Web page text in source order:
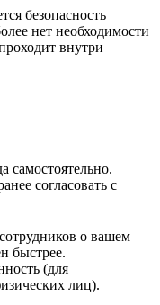
безопасность
нет необходимости
внутри
самостоятельно.
согласовать с
о вашем
быстрее.
(для
лиц).